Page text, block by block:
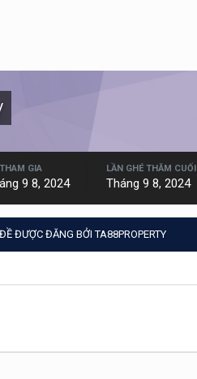
GIA
9 8, 2024
LẦN GHÉ THĂM CUỐI
Tháng 9 8, 2024
ĐƯỢC ĐĂNG BỞI TA88PROPERTY